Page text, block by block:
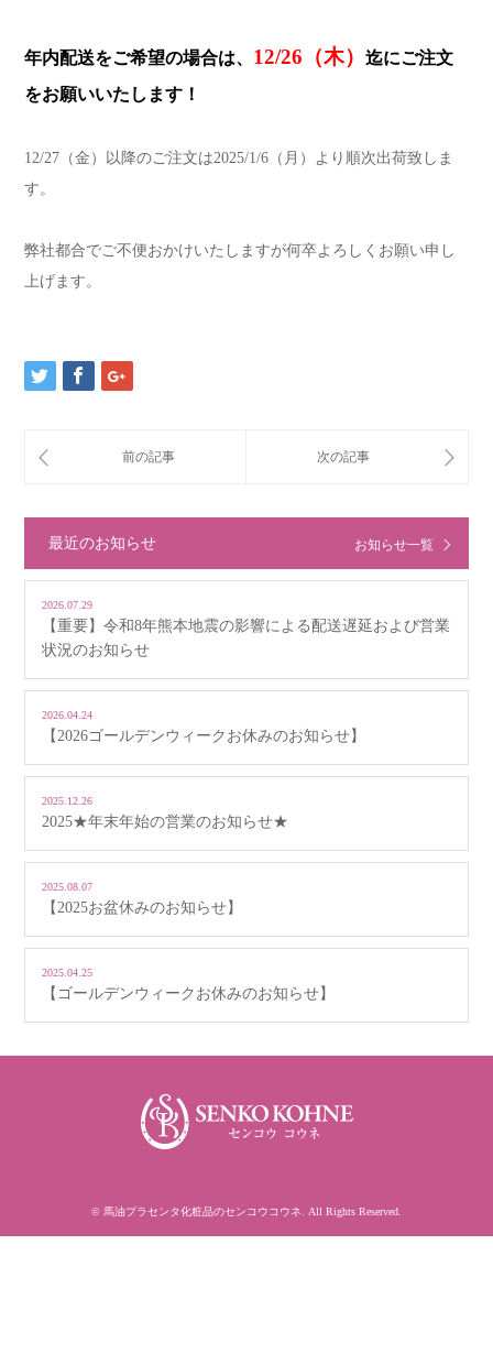
年内配送をご希望の場合は、 12/26（木）
迄にご注文
をお願いいたします！
12/27（金）以降のご注文は2025/1/6（月）より順次出荷致しま
す。
弊社都合でご不便おかけいたしますが何卒よろしくお願い申し
上げます。
最近のお知らせ お知らせ一覧
2026.07.29
【重要】令和8年熊本地震の影響による配送遅延および営業
状況のお知らせ
2026.04.24
【2026ゴールデンウィークお休みのお知らせ】
2025.12.26
2025★年末年始の営業のお知らせ★
2025.08.07
【2025お盆休みのお知らせ】
2025.04.25
【ゴールデンウィークお休みのお知らせ】
© 馬油プラセンタ化粧品のセンコウコウネ . All Rights Reserved.